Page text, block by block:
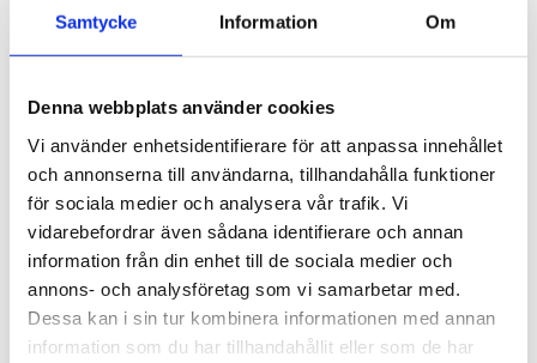
Samtycke Information Om
Denna webbplats använder cookies
Vi använder enhetsidentifierare för att anpassa innehållet
och annonserna till användarna, tillhandahålla funktioner
för sociala medier och analysera vår trafik. Vi
vidarebefordrar även sådana identifierare och annan
information från din enhet till de sociala medier och
annons- och analysföretag som vi samarbetar med.
Dessa kan i sin tur kombinera informationen med annan
information som du har tillhandahållit eller som de har
innehållet
Innehållet du söker är exklusivt
för medlemmar. För att ta del
av innehållet behöver du logga
in.
Logga in